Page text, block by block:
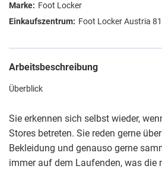
Foot Locker
Foot Locker Austria
Arbeitsbeschreibung
Überblick
Sie erkennen sich selbst wieder,
Stores betreten. Sie reden gerne
Bekleidung und genauso gerne
immer auf dem Laufenden, was die